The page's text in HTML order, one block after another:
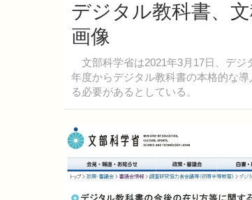
デジタル教科書、
画像
文部科学省は2021年3月17日、デジ
年度からデジタル教科書の本格的な
る必要があるとしている。